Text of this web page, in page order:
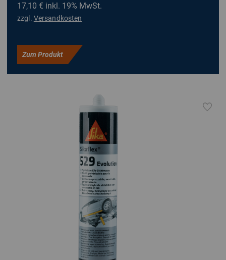
17,10 € inkl. 19% MwSt.
zzgl. Versandkosten
Zum Produkt